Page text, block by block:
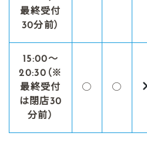
最終受付
30分前）
15:00〜
20:30（※
最終受付
は閉店30
分前）
○ ○